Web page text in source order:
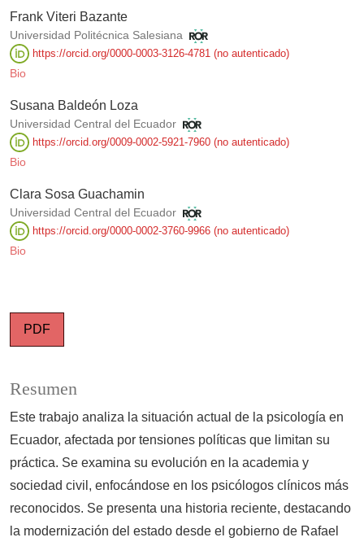
Frank Viteri Bazante
Universidad Politécnica Salesiana
https://orcid.org/0000-0003-3126-4781 (no autenticado)
Bio
Susana Baldeón Loza
Universidad Central del Ecuador
https://orcid.org/0009-0002-5921-7960 (no autenticado)
Bio
Clara Sosa Guachamin
Universidad Central del Ecuador
https://orcid.org/0000-0002-3760-9966 (no autenticado)
Bio
PDF
Resumen
Este trabajo analiza la situación actual de la psicología en
Ecuador, afectada por tensiones políticas que limitan su
práctica. Se examina su evolución en la academia y
sociedad civil, enfocándose en los psicólogos clínicos más
reconocidos. Se presenta una historia reciente, destacando
la modernización del estado desde el gobierno de Rafael